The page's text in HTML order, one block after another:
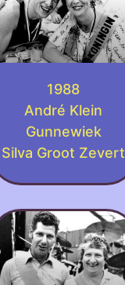
1988
André Klein
Gunnewiek
Silva Groot Zevert